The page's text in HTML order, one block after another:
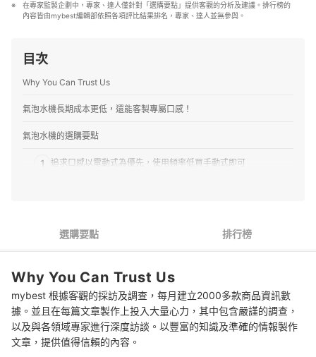
Ken的簡介
在專家監製企劃中，專家、達人僅針對「選購要點」提供客觀的分析及建議。排行榜的
內容皆由mybest編輯部依照各項評比結果排名，專家、達人並無參與。
目次
Why You Can Trust Us
氣泡水機長期成本更低，還能客製專屬口感！
氣泡水機的選購要點
1 追求口感以電動式為優先，使用頻率低買手動式即可
4 可替果汁、酒精打氣會更萬用
5 一定要有自動洩壓機制
6 機身零件最好是可拆卸設計
氣泡水機 推薦排行榜
選購要點 排行榜
Why You Can Trust Us
mybest 根據客觀的採訪及調查，每月建立2000多款商品資訊數
據。並且在每篇文章製作上投入大量心力，其中包含嚴謹的調查，
以及與各領域專家進行深度訪談。以豐富的知識及準確的情報製作
文章，提供值得信賴的內容。